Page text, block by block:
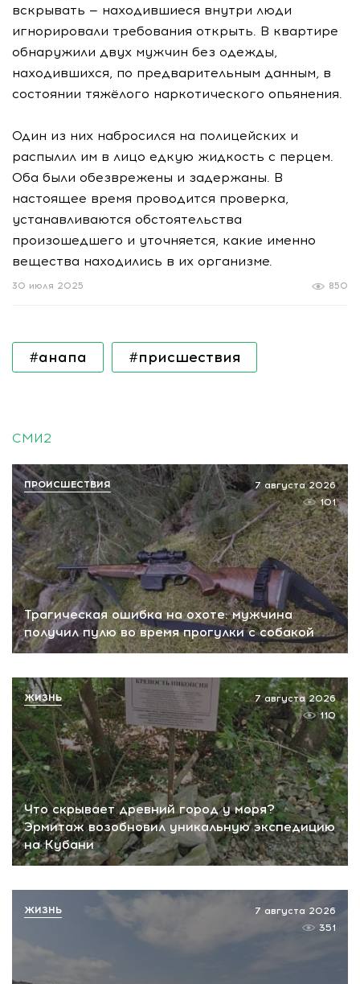
вскрывать — находившиеся внутри люди
игнорировали требования открыть. В квартире
обнаружили двух мужчин без одежды,
находившихся, по предварительным данным, в
состоянии тяжёлого наркотического опьянения.
Один из них набросился на полицейских и
распылил им в лицо едкую жидкость с перцем.
Оба были обезврежены и задержаны. В
настоящее время проводится проверка,
устанавливаются обстоятельства
произошедшего и уточняется, какие именно
вещества находились в их организме.
850
30 июля 2025
#анапа #присшествия
СМИ2
Трагическая ошибка на охоте: мужчина
получил пулю во время прогулки с собакой
7 августа 2026
101
ПРОИСШЕСТВИЯ
Что скрывает древний город у моря?
Эрмитаж возобновил уникальную экспедицию
на Кубани
7 августа 2026
110
ЖИЗНЬ
7 августа 2026
351
ЖИЗНЬ